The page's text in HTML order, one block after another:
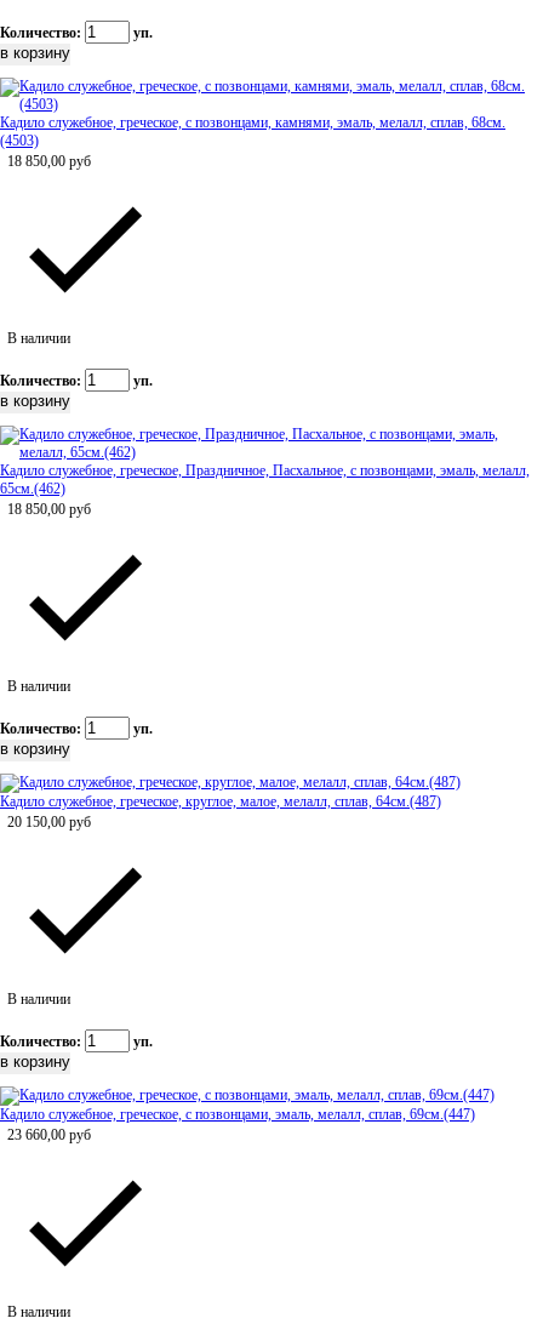
Количество: уп.
Кадило служебное, греческое, с позвонцами, камнями, эмаль, мелалл, сплав, 68см.
(4503)
18 850,00 руб
В наличии
Количество: уп.
Кадило служебное, греческое, Праздничное, Пасхальное, с позвонцами, эмаль, мелалл,
65см.(462)
18 850,00 руб
В наличии
Количество: уп.
Кадило служебное, греческое, круглое, малое, мелалл, сплав, 64см.(487)
20 150,00 руб
В наличии
Количество: уп.
Кадило служебное, греческое, с позвонцами, эмаль, мелалл, сплав, 69см.(447)
23 660,00 руб
В наличии